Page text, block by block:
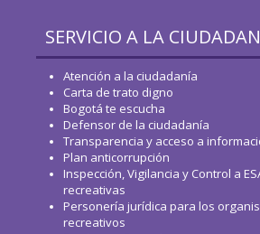
SERVICIO A LA
Atención a la ciudadanía
Carta de trato digno
Bogotá te escucha
Defensor de la ciudadanía
Transparencia y acceso a
Plan anticorrupción
Inspección, Vigilancia y Control a
recreativas
Personería jurídica para los
recreativos